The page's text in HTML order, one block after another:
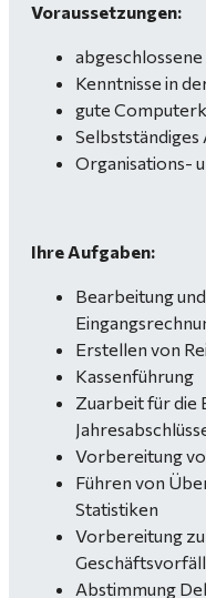
Voraussetzungen:
Kenntnisse in
gute
Organisations-
Ihre Aufgaben:
Bearbeitung
Erstellen von
Kassenführung
Zuarbeit für die
Vorbereitung
Führen von
Statistiken
Vorbereitung
Abstimmung